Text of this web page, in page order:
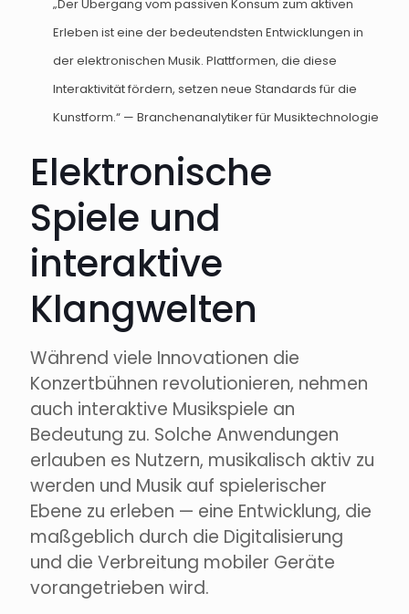
„Der Übergang vom passiven Konsum zum aktiven
Erleben ist eine der bedeutendsten Entwicklungen in
der elektronischen Musik. Plattformen, die diese
Interaktivität fördern, setzen neue Standards für die
Kunstform.“ — Branchenanalytiker für Musiktechnologie
Elektronische
Spiele und
interaktive
Klangwelten
Während viele Innovationen die
Konzertbühnen revolutionieren, nehmen
auch interaktive Musikspiele an
Bedeutung zu. Solche Anwendungen
erlauben es Nutzern, musikalisch aktiv zu
werden und Musik auf spielerischer
Ebene zu erleben — eine Entwicklung, die
maßgeblich durch die Digitalisierung
und die Verbreitung mobiler Geräte
vorangetrieben wird.